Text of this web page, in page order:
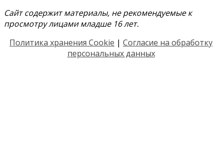
Сайт содержит материалы, не рекомендуемые к
просмотру лицами младше 16 лет.
Политика хранения Cookie | Согласие на обработку
персональных данных